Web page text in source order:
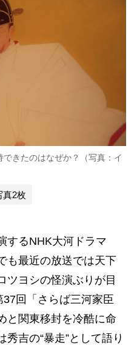
きたのはなぜか？（写真：イ
真2枚
するNHK大河ドラマ
も最近の放送では天下
ツヨシの怪演ぶりが目
回「さらば三河家臣
と関東移封を冷酷に命
吉の“暴走”として語り